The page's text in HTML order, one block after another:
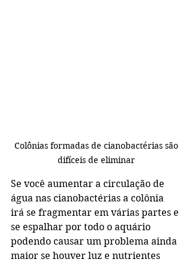
difíceis de eliminar
Se você aumentar a circulação de
água nas cianobactérias a colônia
irá se fragmentar em várias partes e
se espalhar por todo o aquário
podendo causar um problema ainda
maior se houver luz e nutrientes